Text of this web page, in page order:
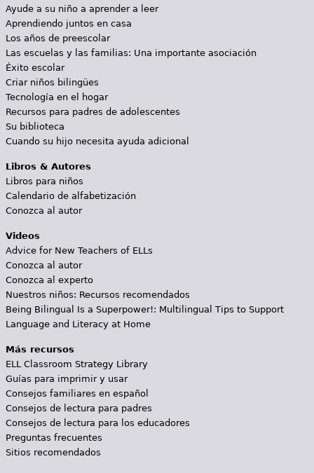
Ayude a su niño a aprender a leer
Aprendiendo juntos en casa
Los años de preescolar
Las escuelas y las familias: Una importante asociación
Éxito escolar
Criar niños bilingües
Tecnología en el hogar
Recursos para padres de adolescentes
Su biblioteca
Cuando su hijo necesita ayuda adicional
Libros & Autores
Libros para niños
Calendario de alfabetización
Conozca al autor
Videos
Advice for New Teachers of ELLs
Conozca al autor
Conozca al experto
Nuestros niños: Recursos recomendados
Being Bilingual Is a Superpower!: Multilingual Tips to Support
Language and Literacy at Home
Más recursos
ELL Classroom Strategy Library
Guías para imprimir y usar
Consejos familiares en español
Consejos de lectura para padres
Consejos de lectura para los educadores
Preguntas frecuentes
Sitios recomendados